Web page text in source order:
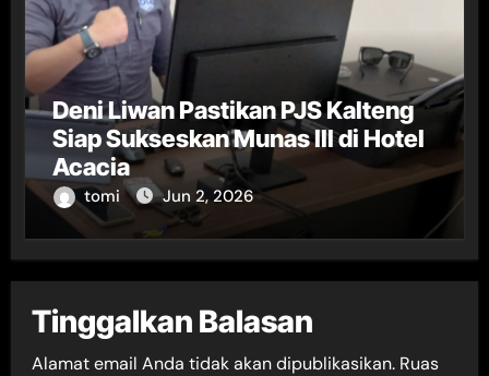
Deni Liwan Pastikan PJS Kalteng
Siap Sukseskan Munas III di Hotel
Acacia
tomi Jun 2, 2026
Tinggalkan Balasan
Alamat email Anda tidak akan dipublikasikan. Ruas